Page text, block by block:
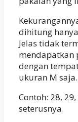
dihitung
Jelas tidak
mendapatkan
dengan
ukuran M saja.
Contoh: 28,
seterusnya.